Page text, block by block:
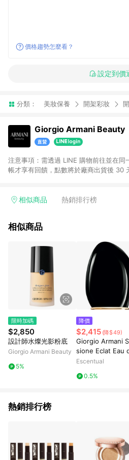
價格趨勢怎麼看？
設定到價
分類： 美妝保養 開架彩妝
Giorgio Armani Beauty
注意事項：需透過 LINE 購物前往並在
帳才享有回饋，點數將於廠商出貨後 30
相似商品 熱銷排行榜
相似商品
限時加碼
$2,850
設計師水燦光影粉底
Giorgio Armani Beauty
5%
降價
$2,415 (降$49)
Giorgio Armani
sione Eclat Eau
rfum Spray 30ml
Escentual
0.5%
熱銷排行榜